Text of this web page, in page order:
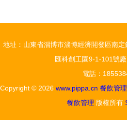
地址：山東省淄博市淄博經濟開發區南
匯科創工園9-1-101號
電話：
Copyright © 2026 www.pippa.cn 餐飲管理
餐飲管理 版權所有